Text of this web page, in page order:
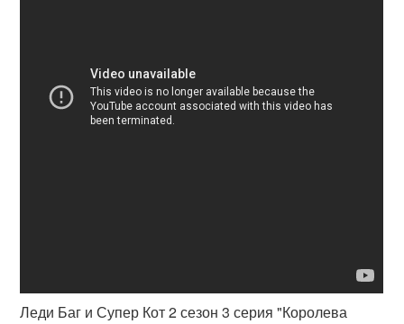
Леди Баг и Супер Кот 2 сезон 3 серия "Королева